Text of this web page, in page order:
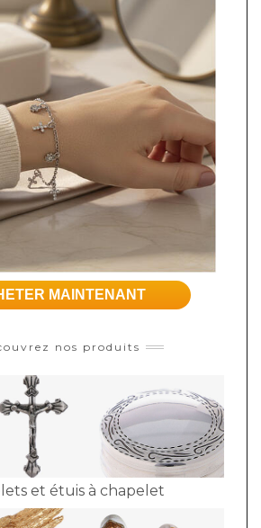
MAINTENANT
nos produits
et étuis à chapelet